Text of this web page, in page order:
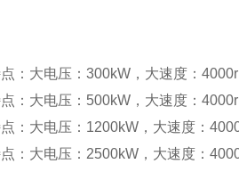
大电压：300kW，大速度：
大电压：500kW，大速度：
大电压：1200kW，大速度：
大电压：2500kW，大速度：